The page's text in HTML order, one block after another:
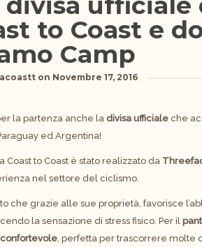
to Coast e
Camp
on Novembre 17, 2016
la partenza anche ladivisa ufficiale che
ed Argentina!
to Coast è stato realizzato da
nel settore del ciclismo.
che grazie alle sue proprietà, favorisce
la sensazione di stress fisico. Per il
, perfetta per trascorrere molte